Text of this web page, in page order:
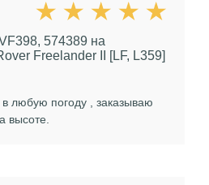
574389 на
Freelander II [LF, L359]
любую погоду , заказываю
высоте.